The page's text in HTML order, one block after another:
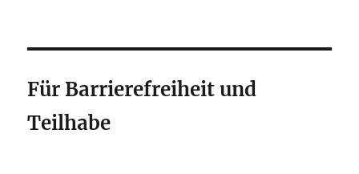
Für Barrierefreiheit und
Teilhabe